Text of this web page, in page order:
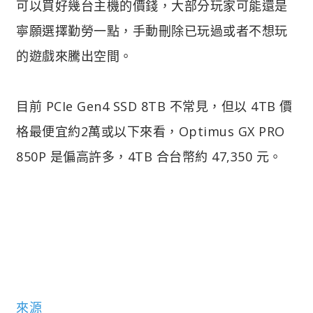
可以買好幾台主機的價錢，大部分玩家可能還是
寧願選擇勤勞一點，手動刪除已玩過或者不想玩
的遊戲來騰出空間。
目前 PCIe Gen4 SSD 8TB 不常見，但以 4TB 價
格最便宜約2萬或以下來看，Optimus GX PRO
850P 是偏高許多，4TB 合台幣約 47,350 元。
來源